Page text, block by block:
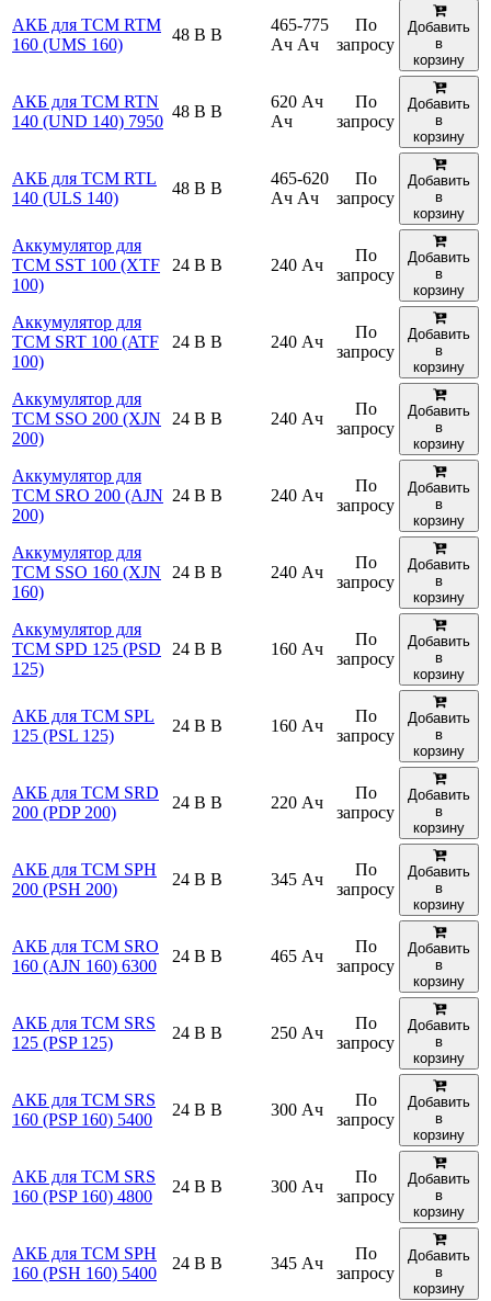
АКБ для TCM RTM
160 (UMS 160)
48 В В
465-775
Ач Ач
По
запросу
Добавить
в
корзину
АКБ для TCM RTN
140 (UND 140) 7950
48 В В
620 Ач
Ач
По
запросу
Добавить
в
корзину
АКБ для TCM RTL
140 (ULS 140)
48 В В
465-620
Ач Ач
По
запросу
Добавить
в
корзину
Аккумулятор для
TCM SST 100 (XTF
100)
24 В В 240 Ач
По
запросу
Добавить
в
корзину
Аккумулятор для
TCM SRT 100 (ATF
100)
24 В В 240 Ач
По
запросу
Добавить
в
корзину
Аккумулятор для
TCM SSO 200 (XJN
200)
24 В В 240 Ач
По
запросу
Добавить
в
корзину
Аккумулятор для
TCM SRO 200 (AJN
200)
24 В В 240 Ач
По
запросу
Добавить
в
корзину
Аккумулятор для
TCM SSO 160 (XJN
160)
24 В В 240 Ач
По
запросу
Добавить
в
корзину
Аккумулятор для
TCM SPD 125 (PSD
125)
24 В В 160 Ач
По
запросу
Добавить
в
корзину
АКБ для TCM SPL
125 (PSL 125)
24 В В 160 Ач
По
запросу
Добавить
в
корзину
АКБ для TCM SRD
200 (PDP 200)
24 В В 220 Ач
По
запросу
Добавить
в
корзину
АКБ для TCM SPH
200 (PSH 200)
24 В В 345 Ач
По
запросу
Добавить
в
корзину
АКБ для TCM SRO
160 (AJN 160) 6300
24 В В 465 Ач
По
запросу
Добавить
в
корзину
АКБ для TCM SRS
125 (PSP 125)
24 В В 250 Ач
По
запросу
Добавить
в
корзину
АКБ для TCM SRS
160 (PSP 160) 5400
24 В В 300 Ач
По
запросу
Добавить
в
корзину
АКБ для TCM SRS
160 (PSP 160) 4800
24 В В 300 Ач
По
запросу
Добавить
в
корзину
АКБ для TCM SPH
160 (PSH 160) 5400
24 В В 345 Ач
По
запросу
Добавить
в
корзину